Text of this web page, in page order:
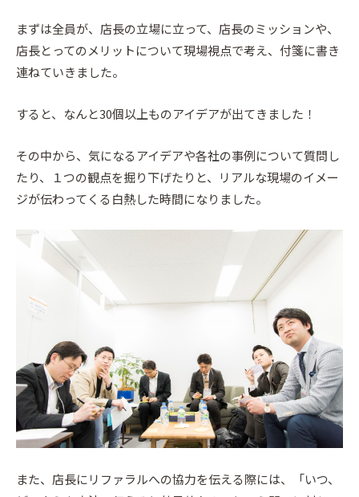
まずは全員が、店長の立場に立って、店長のミッションや、
店長とってのメリットについて現場視点で考え、付箋に書き
連ねていきました。
すると、なんと30個以上ものアイデアが出てきました！
その中から、気になるアイデアや各社の事例について質問し
たり、１つの観点を掘り下げたりと、リアルな現場のイメー
ジが伝わってくる白熱した時間になりました。
また、店長にリファラルへの協力を伝える際には、「いつ、